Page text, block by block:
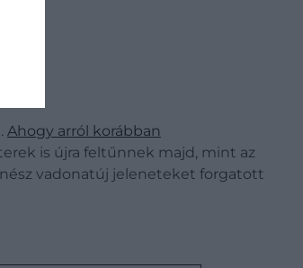
Ahogy arról korábban
is újra feltűnnek majd, mint az
vadonatúj jeleneteket forgatott